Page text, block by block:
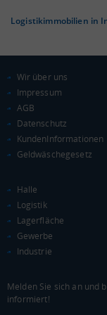
KAUFKRAFT
Euro pro Kopf
(Landkreis / Kreisfreie
KAUFKRAFT -
Logistikimmobilien in
Wir über uns
Impressum
AGB
Datenschutz
KundenInformationen
Geldwäschegesetz
Halle
Logistik
Lagerfläche
Gewerbe
Industrie
Melden Sie sich an und
informiert!